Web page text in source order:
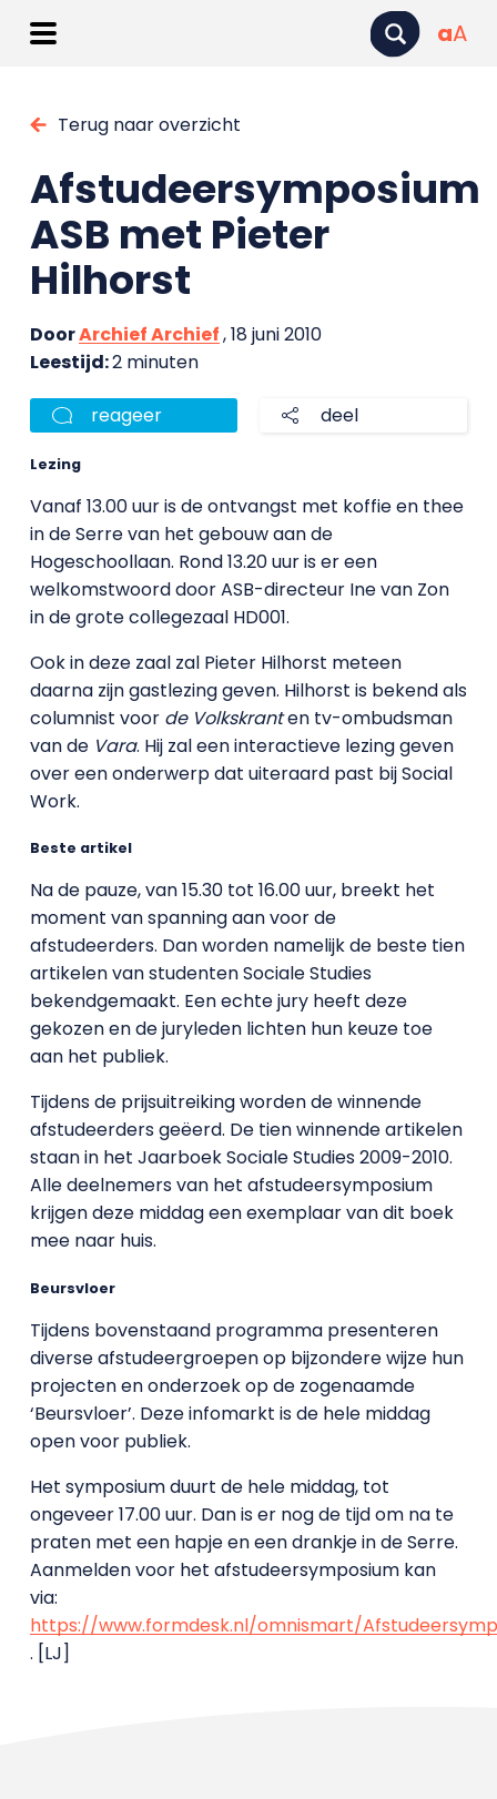
aA
Terug naar overzicht
Afstudeersymposium
ASB met Pieter
Hilhorst
DoorArchief Archief, 18 juni 2010
Leestijd:2 minuten
reageer deel
Lezing
Vanaf 13.00 uur is de ontvangst met koffie en thee
in de Serre van het gebouw aan de
Hogeschoollaan. Rond 13.20 uur is er een
welkomstwoord door ASB-directeur Ine van Zon
in de grote collegezaal HD001.
Ook in deze zaal zal Pieter Hilhorst meteen
daarna zijn gastlezing geven. Hilhorst is bekend als
columnist voor de Volkskranten tv-ombudsman
van de Vara. Hij zal een interactieve lezing geven
over een onderwerp dat uiteraard past bij Social
Work.
Beste artikel
Na de pauze, van 15.30 tot 16.00 uur, breekt het
moment van spanning aan voor de
afstudeerders. Dan worden namelijk de beste tien
artikelen van studenten Sociale Studies
bekendgemaakt. Een echte jury heeft deze
gekozen en de juryleden lichten hun keuze toe
aan het publiek.
Tijdens de prijsuitreiking worden de winnende
afstudeerders geëerd. De tien winnende artikelen
staan in het Jaarboek Sociale Studies 2009-2010.
Alle deelnemers van het afstudeersymposium
krijgen deze middag een exemplaar van dit boek
mee naar huis.
Beursvloer
Tijdens bovenstaand programma presenteren
diverse afstudeergroepen op bijzondere wijze hun
projecten en onderzoek op de zogenaamde
‘Beursvloer’. Deze infomarkt is de hele middag
open voor publiek.
Het symposium duurt de hele middag, tot
ongeveer 17.00 uur. Dan is er nog de tijd om na te
praten met een hapje en een drankje in de Serre.
Aanmelden voor het afstudeersymposium kan
via:
https://www.formdesk.nl/omnismart/
. [LJ]